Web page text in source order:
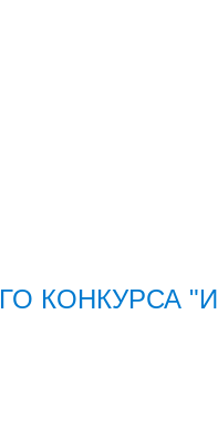
КОНКУРСА "И